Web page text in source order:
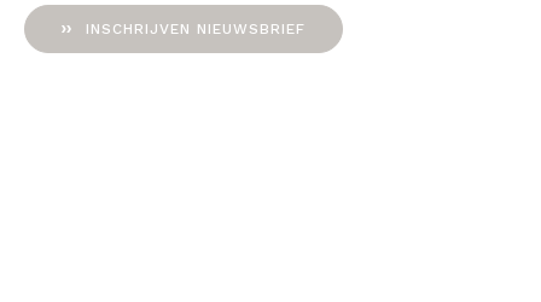
INSCHRIJVEN NIEUWSBRIEF